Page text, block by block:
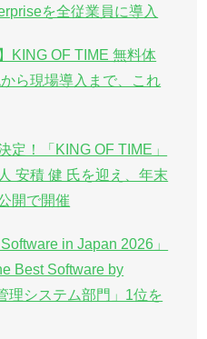
を全従業員に導入
KING OF TIME 無料体
ら現場導入まで、これ
定！「KING OF TIME」
安積 健 氏を迎え、年末
開で開催
in Japan 2026」
Best Software by
理システム部門」1位を